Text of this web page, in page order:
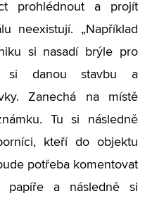
prohlédnout a projít
neexistují. „Například
si nasadí brýle pro
si danou stavbu a
Zanechá na místě
Tu si následně
kteří do objektu
potřeba komentovat
papíře a následně si